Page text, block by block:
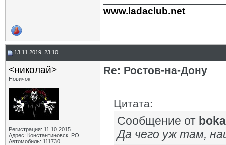
www.ladaclub.net
13.11.2019, 23:10
<николай>
Новичок
Регистрация: 11.10.2015
Адрес: Константиновск, РО
Автомобиль: 111730
Re: Ростов-на-Дону
Цитата:
Сообщение от
Да чего уж там,